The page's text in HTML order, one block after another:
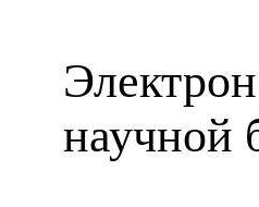
научной